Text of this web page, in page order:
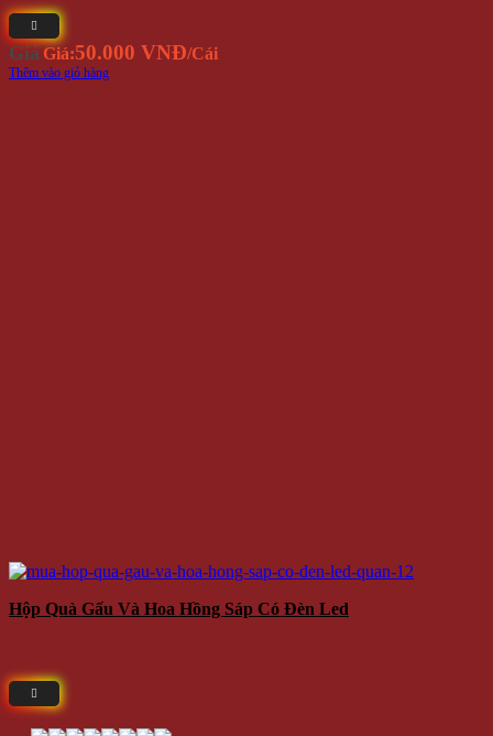
Giá Giá:50.000 VNĐ/Cái
Thêm vào giỏ hàng
Hộp Quà Gấu Và Hoa Hồng Sáp Có Đèn Led